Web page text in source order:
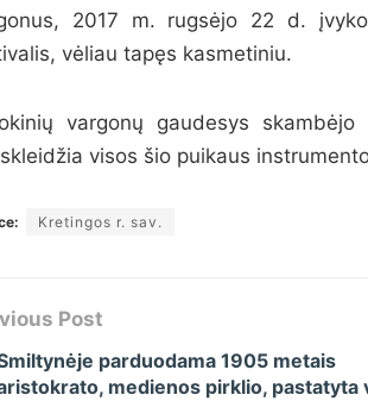
2017 m. rugsėjo 22 d.
vėliau tapęs kasmetiniu.
vargonų gaudesys
visos šio puikaus
Kretingos r. sav.
Post
parduodama 1905 metais
medienos pirklio, pastatyta